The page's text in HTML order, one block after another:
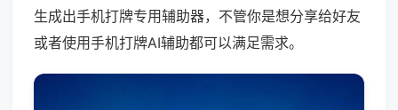
生成出手机打牌专用辅助器，不管你是想分享给好友
或者使用手机打牌AI辅助都可以满足需求。